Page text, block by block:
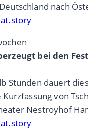
nach
bei den
Stunden dauert
von
Nestroyhof